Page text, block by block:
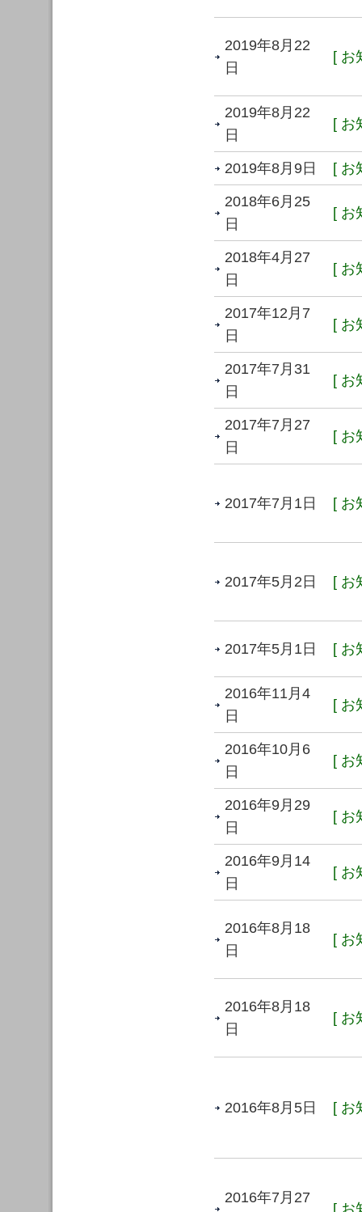
2019年8月22
日
[ お
2019年8月22
日
[ お
2019年8月9日 [ お
2018年6月25
日
[ お
2018年4月27
日
[ お
2017年12月7
日
[ お
2017年7月31
日
[ お
2017年7月27
日
[ お
2017年7月1日 [ お
2017年5月2日 [ お
2017年5月1日 [ お
2016年11月4
日
[ お
2016年10月6
日
[ お
2016年9月29
日
[ お
2016年9月14
日
[ お
2016年8月18
日
[ お
2016年8月18
日
[ お
2016年8月5日 [ お
2016年7月27
[ お